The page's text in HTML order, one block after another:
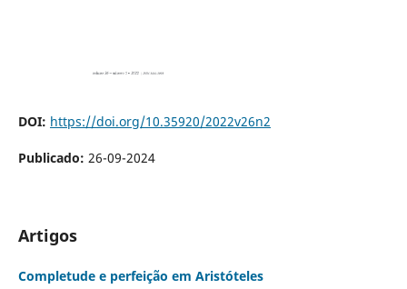
DOI: https://doi.org/10.35920/2022v26n2
Publicado: 26-09-2024
Artigos
Completude e perfeição em Aristóteles